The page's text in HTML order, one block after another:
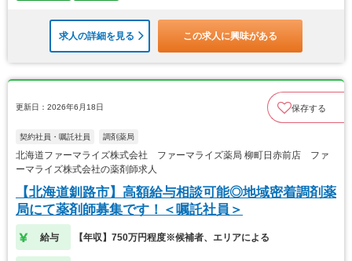
求人の詳細を見る この求人に興味がある
更新日：2026年6月18日 保存する
契約社員・嘱託社員 調剤薬局
北海道ファーマライズ株式会社 ファーマライズ薬局 柳町日赤前店 ファ
ーマライズ株式会社の薬剤師求人
【北海道釧路市】高額給与相談可能◎地域密着調剤薬
局にて薬剤師募集です！＜嘱託社員＞
給与 【年収】750万円程度※候補者、エリアによる